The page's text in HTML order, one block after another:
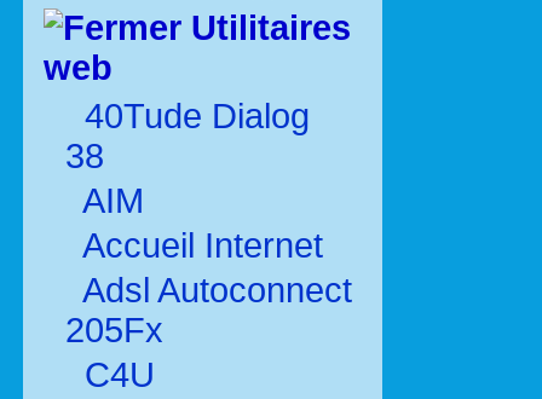
Utilitaires
web
40Tude Dialog
38
AIM
Accueil Internet
Adsl Autoconnect
205Fx
C4U